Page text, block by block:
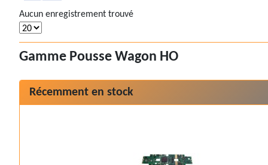
Aucun enregistrement trouvé
Gamme Pousse Wagon HO
Récemment en stock